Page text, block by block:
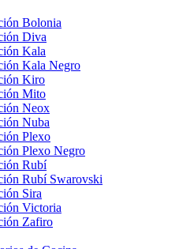
Bolonia
Diva
Kala
Kala Negro
Kiro
Mito
Neox
Nuba
Plexo
Plexo Negro
Rubí
Rubí Swarovski
Sira
Victoria
Zafiro